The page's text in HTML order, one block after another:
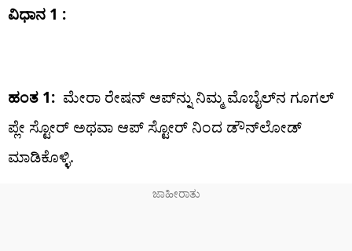
ವಿಧಾನ 1 :
ಹಂತ 1: ಮೇರಾ ರೇಷನ್ ಆಪ್‌ನ್ನು ನಿಮ್ಮ ಮೊಬೈಲ್‌ನ ಗೂಗಲ್
ಪ್ಲೇ ಸ್ಟೋರ್ ಅಥವಾ ಆಪ್ ಸ್ಟೋರ್ ನಿಂದ ಡೌನ್‌ಲೋಡ್
ಮಾಡಿಕೊಳ್ಳಿ.